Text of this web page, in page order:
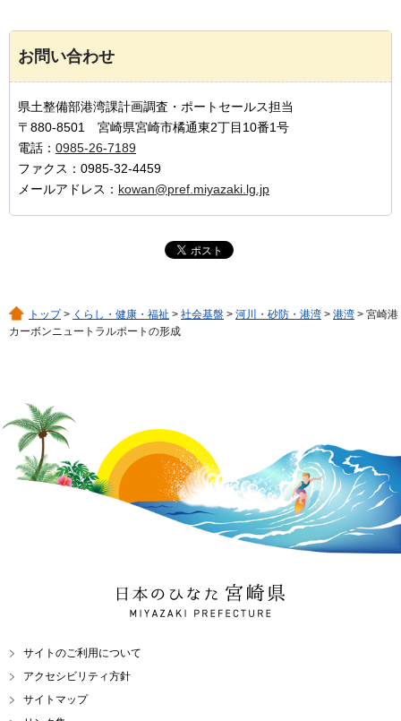
お問い合わせ
県土整備部港湾課計画調査・ポートセールス担当
〒880-8501 宮崎県宮崎市橘通東2丁目10番1号
電話： 0985-26-7189
ファクス：0985-32-4459
メールアドレス： kowan@pref.miyazaki.lg.jp
トップ> くらし・健康・福祉 > 社会基盤 > 河川・砂防・港湾 > 港湾 > 宮崎港
カーボンニュートラルポートの形成
日本のひなた 宮崎県
MIYAZAKI PREFECTURE
サイトのご利用について
アクセシビリティ方針
サイトマップ